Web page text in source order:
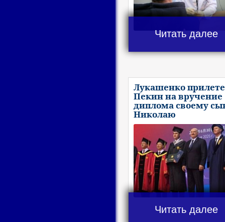
Читать далее
Лукашенко
Пекин на вручение
диплома своему
Николаю
Читать далее